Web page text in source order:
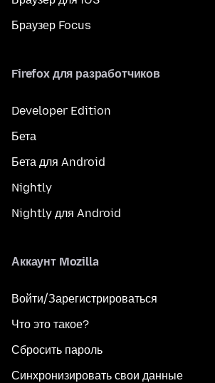
Браузер Focus
Firefox для разработчиков
Developer Edition
Бета
Бета для Android
Nightly
Nightly для Android
Аккаунт Mozilla
Войти/Зарегистрироваться
Что это такое?
Сбросить пароль
Синхронизировать свои данные